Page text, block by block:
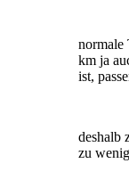
normale
km ja
ist,
deshalb
zu